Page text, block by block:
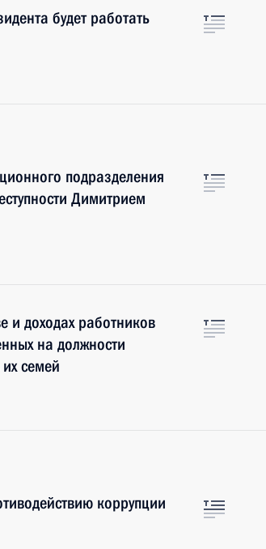
будет работать
подразделения
Димитрием
и доходах работников
на должности
семей
коррупции